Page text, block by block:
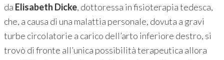
da Elisabeth Dicke, dottoressa in fisioterapia tedesca,
che, a causa di una malattia personale, dovuta a gravi
turbe circolatorie a carico dell’arto inferiore destro, si
trovò di fronte all’unica possibilità terapeutica allora